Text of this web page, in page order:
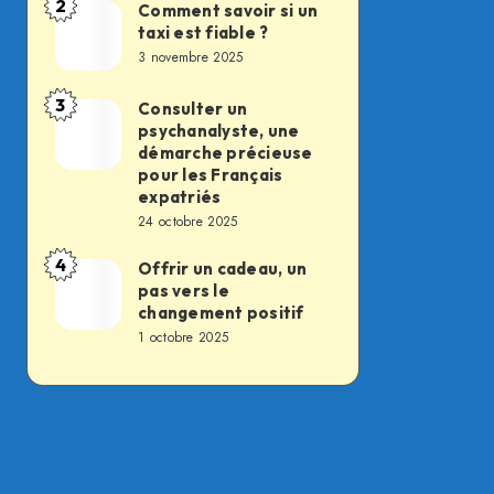
des
du
feu,
transformation
silencieuse
métier
essentiel
Comment
si
un
est
2
Comment savoir si un
taxi est fiable ?
3 novembre 2025
Consulter
psychanalyste,
précieuse
les
expatriés
3
Consulter un
psychanalyste, une
démarche précieuse
pour les Français
expatriés
24 octobre 2025
Offrir
cadeau,
4
Offrir un cadeau, un
pas vers le
changement positif
1 octobre 2025